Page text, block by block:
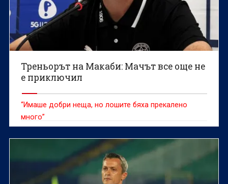
Треньорът на Макаби: Мачът все още не
е приключил
“Имаше добри неща, но лошите бяха прекалено
много”